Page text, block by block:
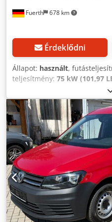
Fuerth 678 km
Érdeklődni
Állapot: használt,
teljesítmény: 75 kW (101,97
piros, hajtástípus:automata,
ülések száma:2 , teljes hossz:
1 793 mm, teljes magasság:
2 360 mm, rakodótér
raktérmagasság:1 220 mm,
elektronikus
központi zár,
Volkswagen Caddy 2.0 TDi –
furgon, 2 tolóajtóval, DSG
légkondicionálóval,
tolatókamerával és további
rendelkezésre: * Első